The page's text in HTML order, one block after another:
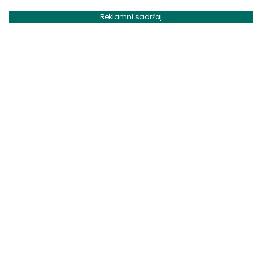
Reklamni sadržaj